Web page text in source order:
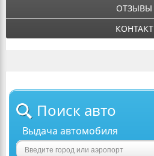
ОТЗЫВЫ
КОНТАКТ
Поиск авто
Выдача автомобиля